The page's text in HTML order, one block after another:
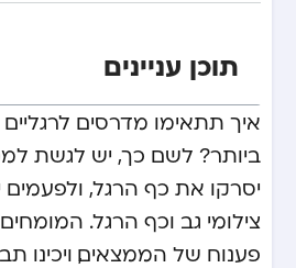
תוכן עניינים
איך תתאימו מדרסים
ביותר? לשם כך, יש לגשת
יסרקו את כף הרגל,
צילומי גב וכף הרגל.
פענוח של הממצאים, ויכינו